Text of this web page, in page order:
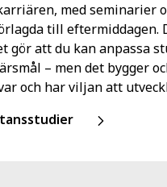
med seminarier
till eftermiddagen.
gör att du kan anpassa
– men det bygger
och har viljan att